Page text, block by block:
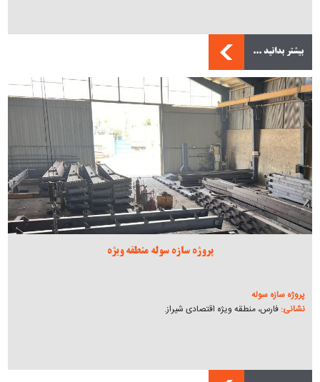
بیشتر بدانید ...
پروژه سازه سوله منطقه ویژه
پروژه سازه سوله
نشانی:فارس، منطقه ویژه اقتصادی شیراز.